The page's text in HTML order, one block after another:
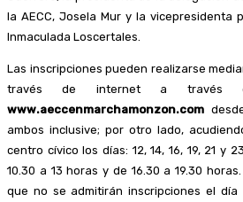
la AECC, Josela Mur y la vicepresidenta
Inmaculada Loscertales.
Las inscripciones pueden realizarse
través de internet a través
www.aeccenmarchamonzon.com
ambos inclusive; por otro lado,
centro cívico los días: 12, 14, 16, 19, 21 y
10.30 a 13 horas y de 16.30 a 19.30
que no se admitirán inscripciones el día